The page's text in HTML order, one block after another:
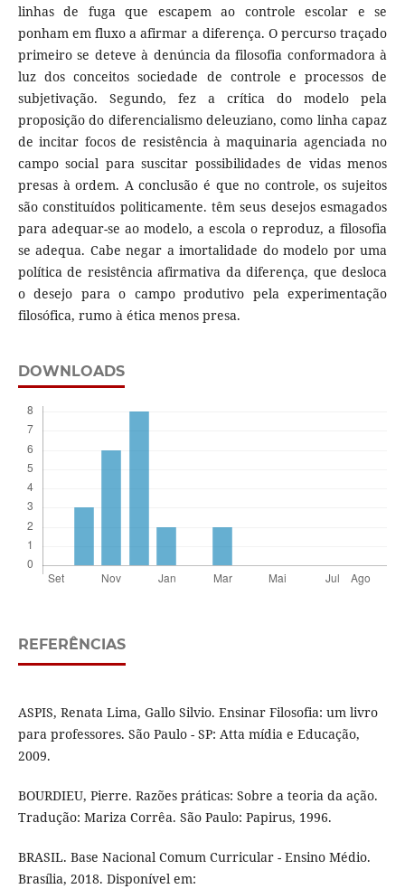
linhas de fuga que escapem ao controle escolar e se
ponham em fluxo a afirmar a diferença. O percurso traçado
primeiro se deteve à denúncia da filosofia conformadora à
luz dos conceitos sociedade de controle e processos de
subjetivação. Segundo, fez a crítica do modelo pela
proposição do diferencialismo deleuziano, como linha capaz
de incitar focos de resistência à maquinaria agenciada no
campo social para suscitar possibilidades de vidas menos
presas à ordem. A conclusão é que no controle, os sujeitos
são constituídos politicamente. têm seus desejos esmagados
para adequar-se ao modelo, a escola o reproduz, a filosofia
se adequa. Cabe negar a imortalidade do modelo por uma
política de resistência afirmativa da diferença, que desloca
o desejo para o campo produtivo pela experimentação
filosófica, rumo à ética menos presa.
DOWNLOADS
REFERÊNCIAS
ASPIS, Renata Lima, Gallo Silvio. Ensinar Filosofia: um livro
para professores. São Paulo - SP: Atta mídia e Educação,
2009.
BOURDIEU, Pierre. Razões práticas: Sobre a teoria da ação.
Tradução: Mariza Corrêa. São Paulo: Papirus, 1996.
BRASIL. Base Nacional Comum Curricular - Ensino Médio.
Brasília, 2018. Disponível em: